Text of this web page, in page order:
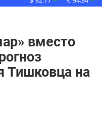
вместо
Тишковца на